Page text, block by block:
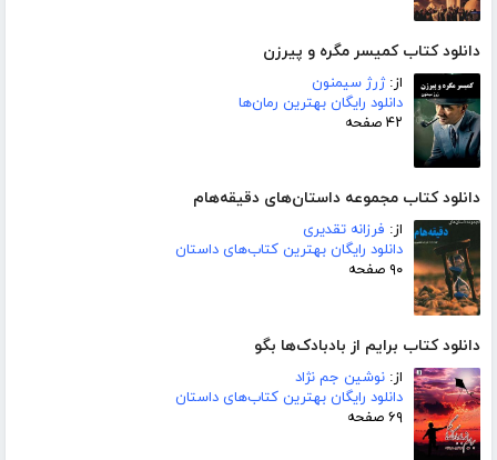
دانلود کتاب کمیسر مگره و پیرزن
از:ژرژ سیمنون
دانلود رایگان بهترین رمان‌ها
۴۲ صفحه
دانلود کتاب مجموعه داستان‌های دقیقه‌هام
از: فرزانه تقدیری
دانلود رایگان بهترین کتاب‌های داستان
۹۰ صفحه
دانلود کتاب برایم از بادبادک‌ها بگو
از: نوشین جم نژاد
دانلود رایگان بهترین کتاب‌های داستان
۶۹ صفحه